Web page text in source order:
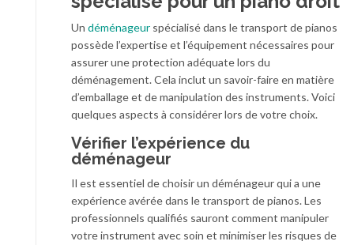
Un déménageur spécialisé dans le transport de pianos
possède l’expertise et l’équipement nécessaires pour
assurer une protection adéquate lors du
déménagement. Cela inclut un savoir-faire en matière
d’emballage et de manipulation des instruments. Voici
quelques aspects à considérer lors de votre choix.
Vérifier l’expérience du
déménageur
Il est essentiel de choisir un déménageur qui a une
expérience avérée dans le transport de pianos. Les
professionnels qualifiés sauront comment manipuler
votre instrument avec soin et minimiser les risques de